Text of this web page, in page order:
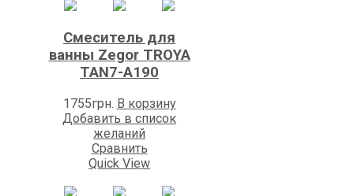
Смеситель для
ванны Zegоr TROYA
TAN7-A190
1755грн. В корзину
Добавить в список
желаний
Сравнить
Quick View